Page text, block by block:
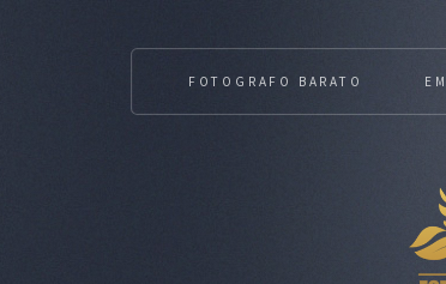
FOTOGRAFO BARATO